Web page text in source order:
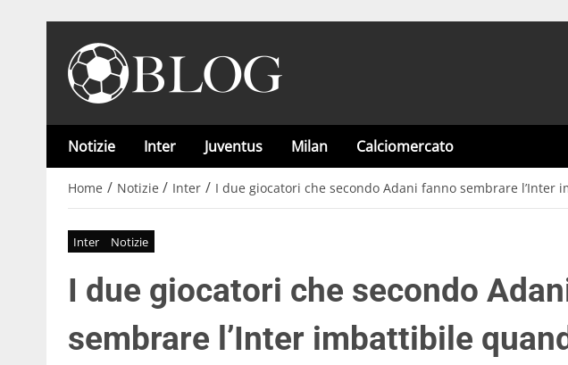
Notizie Inter Juventus Milan Calciomercato
Home / Notizie / Inter / I due giocatori che secondo Adani fanno sembrare l’Inter
Inter Notizie
I due giocatori che secondo
sembrare l’Inter imbattibile